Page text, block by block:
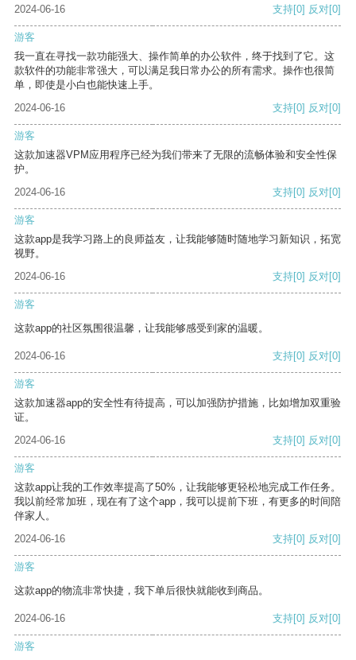
2024-06-16 支持[0] 反对[0]
游客
我一直在寻找一款功能强大、操作简单的办公软件，终于找到了它。这
款软件的功能非常强大，可以满足我日常办公的所有需求。操作也很简
单，即使是小白也能快速上手。
2024-06-16
支持[0] 反对[0]
游客
这款加速器VPM应用程序已经为我们带来了无限的流畅体验和安全性保
护。
2024-06-16
支持[0] 反对[0]
游客
这款app是我学习路上的良师益友，让我能够随时随地学习新知识，拓宽
视野。
2024-06-16
支持[0] 反对[0]
游客
这款app的社区氛围很温馨，让我能够感受到家的温暖。
2024-06-16 支持[0] 反对[0]
游客
这款加速器app的安全性有待提高，可以加强防护措施，比如增加双重验
证。
2024-06-16
支持[0] 反对[0]
游客
这款app让我的工作效率提高了50%，让我能够更轻松地完成工作任务。
我以前经常加班，现在有了这个app，我可以提前下班，有更多的时间陪
伴家人。
2024-06-16
支持[0] 反对[0]
游客
这款app的物流非常快捷，我下单后很快就能收到商品。
2024-06-16 支持[0] 反对[0]
游客